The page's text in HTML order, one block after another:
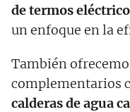
de termos
un enfoque en la
También
complementarios
calderas de agua